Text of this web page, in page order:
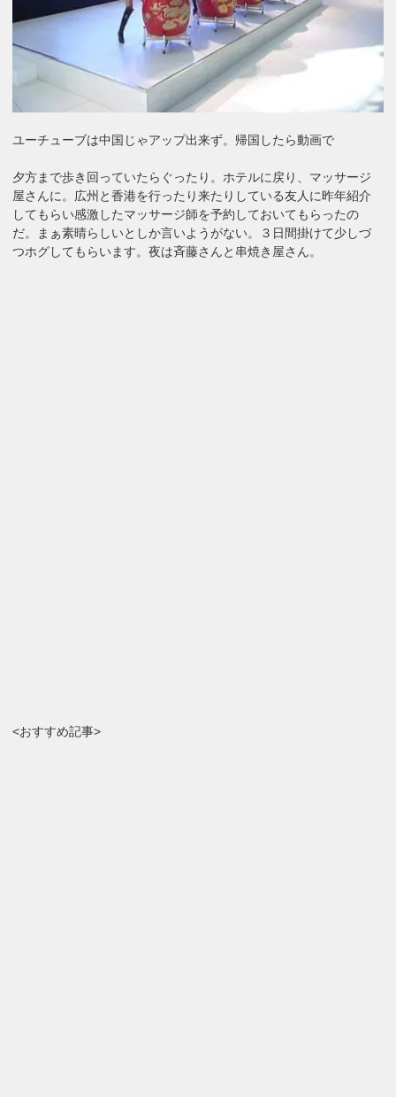
ユーチューブは中国じゃアップ出来ず。帰国したら動画で
夕方まで歩き回っていたらぐったり。ホテルに戻り、マッサージ
屋さんに。広州と香港を行ったり来たりしている友人に昨年紹介
してもらい感激したマッサージ師を予約しておいてもらったの
だ。まぁ素晴らしいとしか言いようがない。３日間掛けて少しづ
つホグしてもらいます。夜は斉藤さんと串焼き屋さん。
<おすすめ記事>